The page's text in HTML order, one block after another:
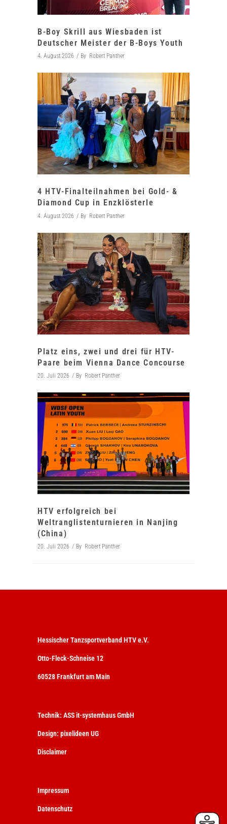
B-Boy Skrill aus Wiesbaden ist
Deutscher Meister der B-Boys Youth
4. August 2026 By Robert Panther
4 HTV-Finalteilnahmen bei Gold- &
Diamond Cup in Enzklösterle
4. August 2026 By Robert Panther
Platz eins, zwei und drei für HTV-
Paare beim Vienna Dance Concourse
20. Juli 2026 By Robert Panther
HTV erfolgreich bei
Weltranglistenturnieren in Nanjing
(China)
20. Juli 2026 By Robert Panther
Hessischer Tanzsportverband HTV e.V.
Otto-Fleck-Schneise 12
60528 Frankfurt am Main
Technik: ASS it-systemhaus GmbH
Design: pixelideen UG
Disclaimer
Impressum
Datenschutz